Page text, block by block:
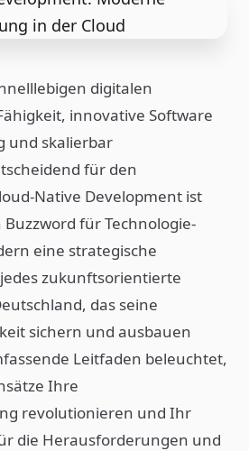
digitalen
innovative Software
und skalierbar
für den
Native Development ist
für Technologie-
eine strategische
zukunftsorientierte
das seine
sichern und ausbauen
Leitfaden beleuchtet,
Ihre
revolutionieren und Ihr
die Herausforderungen und